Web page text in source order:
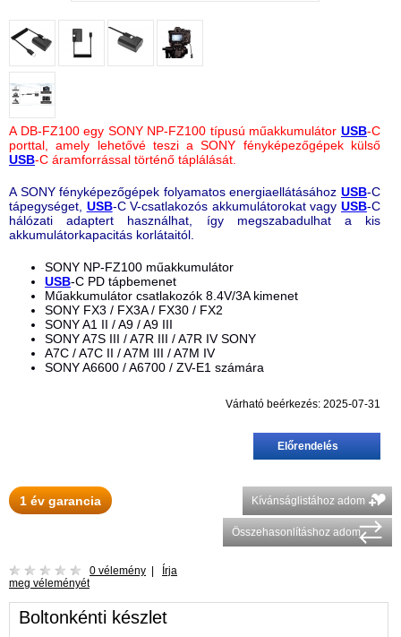
A DB-FZ100 egy SONY NP-FZ100 típusú műakkumulátor USB-C
porttal, amely lehetővé teszi a SONY fényképezőgépek külső
USB-C áramforrással történő táplálását.
A SONY fényképezőgépek folyamatos energiaellátásához USB-C
tápegységet, USB-C V-csatlakozós akkumulátorokat vagyUSB-C
hálózati adaptert használhat, így megszabadulhat a kis
akkumulátorkapacitás korlátaitól.
SONY NP-FZ100 műakkumulátor
USB-C PD tápbemenet
Műakkumulátor csatlakozók 8.4V/3A kimenet
SONY FX3 / FX3A / FX30 / FX2
SONY A1 II / A9 / A9 III
SONY A7S III / A7R III / A7R IV SONY
A7C / A7C II / A7M III / A7M IV
SONY A6600 / A6700 / ZV-E1 számára
Várható beérkezés: 2025-07-31
1 év garancia Kívánságlistához adom
Összehasonlításhoz adom
0 vélemény
Írja
meg véleményét
Boltonkénti készlet